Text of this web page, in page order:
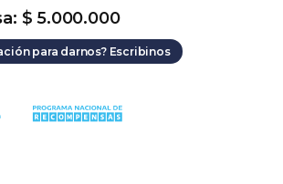
$ 5.000.000
para darnos? Escribinos